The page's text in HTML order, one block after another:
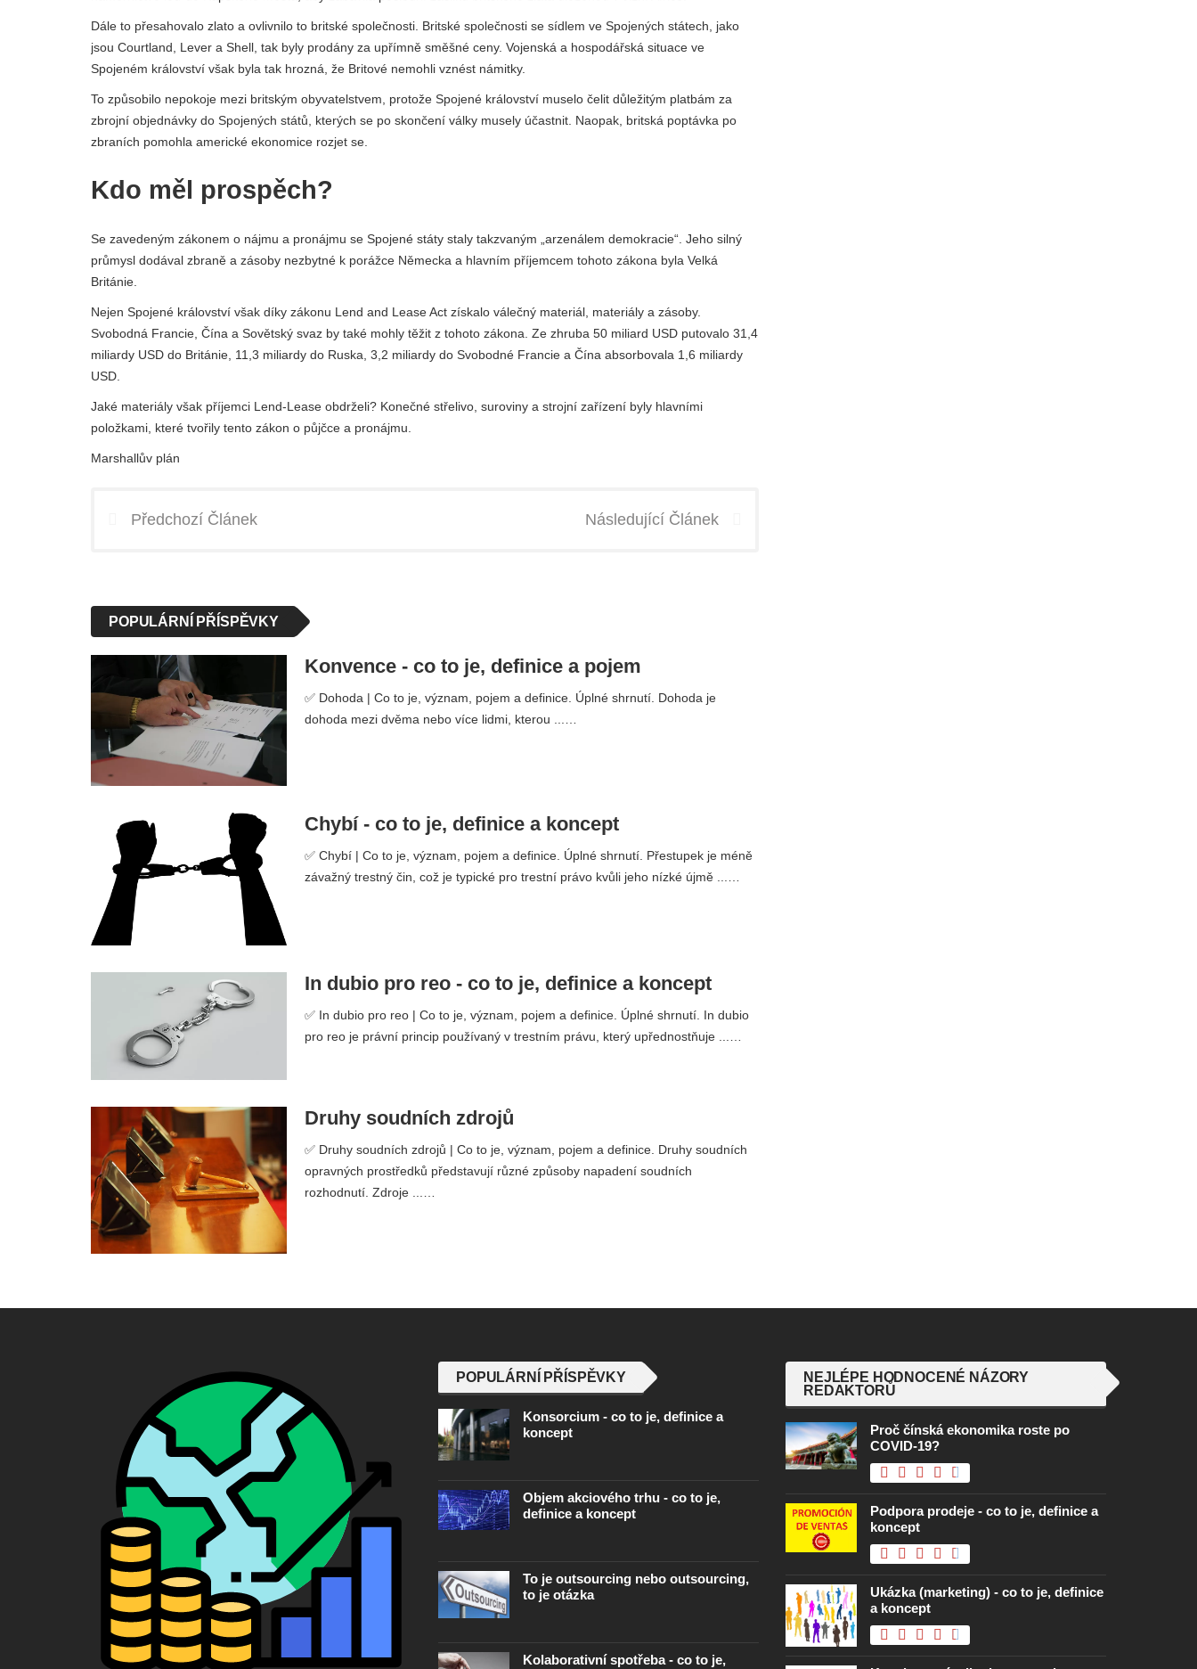
Dále to přesahovalo zlato a ovlivnilo to britské společnosti. Britské společnosti se sídlem ve Spojených státech, jako
jsou Courtland, Lever a Shell, tak byly prodány za upřímně směšné ceny. Vojenská a hospodářská situace ve
Spojeném království však byla tak hrozná, že Britové nemohli vznést námitky.
To způsobilo nepokoje mezi britským obyvatelstvem, protože Spojené království muselo čelit důležitým platbám za
zbrojní objednávky do Spojených států, kterých se po skončení války musely účastnit. Naopak, britská poptávka po
zbraních pomohla americké ekonomice rozjet se.
Kdo měl prospěch?
Se zavedeným zákonem o nájmu a pronájmu se Spojené státy staly takzvaným „arzenálem demokracie“. Jeho silný
průmysl dodával zbraně a zásoby nezbytné k porážce Německa a hlavním příjemcem tohoto zákona byla Velká
Británie.
Nejen Spojené království však díky zákonu Lend and Lease Act získalo válečný materiál, materiály a zásoby.
Svobodná Francie, Čína a Sovětský svaz by také mohly těžit z tohoto zákona. Ze zhruba 50 miliard USD putovalo 31,4
miliardy USD do Británie, 11,3 miliardy do Ruska, 3,2 miliardy do Svobodné Francie a Čína absorbovala 1,6 miliardy
USD.
Jaké materiály však příjemci Lend-Lease obdrželi? Konečné střelivo, suroviny a strojní zařízení byly hlavními
položkami, které tvořily tento zákon o půjčce a pronájmu.
Marshallův plán
Předchozí Článek Následující Článek
POPULÁRNÍ PŘÍSPĚVKY
Konvence - co to je, definice a pojem
✅ Dohoda | Co to je, význam, pojem a definice. Úplné shrnutí. Dohoda je
dohoda mezi dvěma nebo více lidmi, kterou ...…
Chybí - co to je, definice a koncept
✅ Chybí | Co to je, význam, pojem a definice. Úplné shrnutí. Přestupek je méně
závažný trestný čin, což je typické pro trestní právo kvůli jeho nízké újmě ...…
In dubio pro reo - co to je, definice a koncept
✅ In dubio pro reo | Co to je, význam, pojem a definice. Úplné shrnutí. In dubio
pro reo je právní princip používaný v trestním právu, který upřednostňuje ...…
Druhy soudních zdrojů
✅ Druhy soudních zdrojů | Co to je, význam, pojem a definice. Druhy soudních
opravných prostředků představují různé způsoby napadení soudních
rozhodnutí. Zdroje ...…
POPULÁRNÍ PŘÍSPĚVKY
Konsorcium - co to je, definice a
koncept
Objem akciového trhu - co to je,
definice a koncept
To je outsourcing nebo outsourcing,
to je otázka
Kolaborativní spotřeba - co to je,
NEJLÉPE HODNOCENÉ NÁZORY
REDAKTORŮ
Proč čínská ekonomika roste po
COVID-19?
Podpora prodeje - co to je, definice a
koncept
Ukázka (marketing) - co to je, definice
a koncept